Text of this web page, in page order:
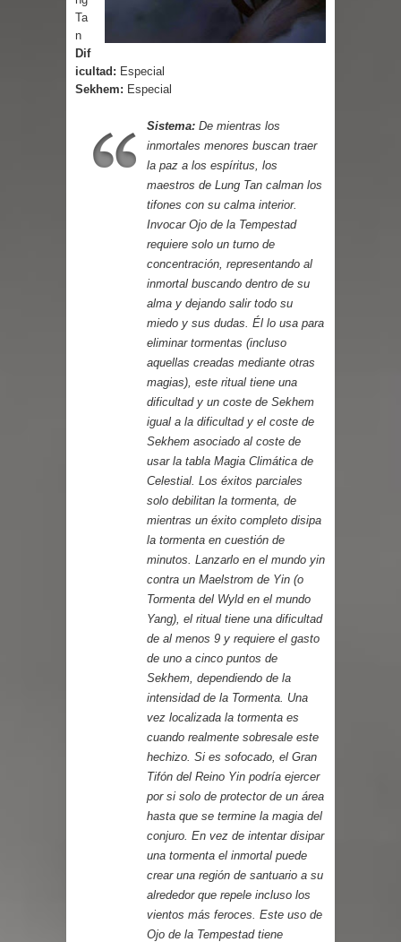
Parte 03: Reflexiones
Ta
n
Dif
icultad: Especial
Sekhem: Especial
Sistema: De mientras los
inmortales menores buscan traer
la paz a los espíritus, los
maestros de Lung Tan calman los
tifones con su calma interior.
Invocar Ojo de la Tempestad
requiere solo un turno de
concentración, representando al
inmortal buscando dentro de su
alma y dejando salir todo su
miedo y sus dudas. Él lo usa para
eliminar tormentas (incluso
aquellas creadas mediante otras
magias), este ritual tiene una
dificultad y un coste de Sekhem
igual a la dificultad y el coste de
Sekhem asociado al coste de
usar la tabla Magia Climática de
Celestial. Los éxitos parciales
solo debilitan la tormenta, de
mientras un éxito completo disipa
la tormenta en cuestión de
minutos. Lanzarlo en el mundo yin
contra un Maelstrom de Yin (o
Tormenta del Wyld en el mundo
Yang), el ritual tiene una dificultad
de al menos 9 y requiere el gasto
de uno a cinco puntos de
Sekhem, dependiendo de la
intensidad de la Tormenta. Una
vez localizada la tormenta es
cuando realmente sobresale este
hechizo. Si es sofocado, el Gran
Tifón del Reino Yin podría ejercer
por si solo de protector de un área
hasta que se termine la magia del
conjuro. En vez de intentar disipar
una tormenta el inmortal puede
crear una región de santuario a su
alrededor que repele incluso los
vientos más feroces. Este uso de
Ojo de la Tempestad tiene